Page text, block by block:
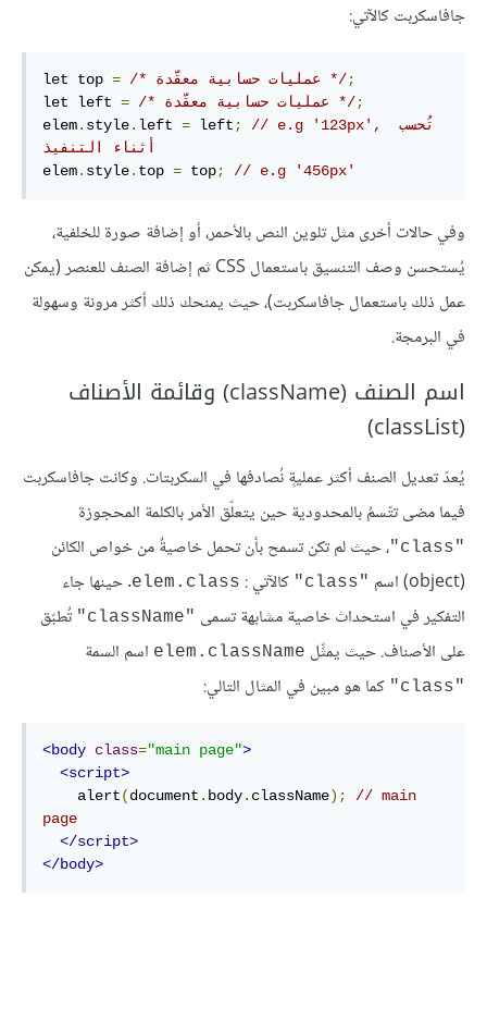
جافاسكربت كالآتي:
let top = /* عمليات حسابية معقّدة */;
let left = /* عمليات حسابية معقّدة */;
elem. style. left = left ;
// e.g '123px', تُحسب
أثناء التنفيذ
elem. style. top = top; // e.g '456px'
وفي حالات أخرى مثل تلوين النص بالأحمر، أو إضافة صورة للخلفية،
يُستحسن وصف التنسيق باستعمال CSS ثم إضافة الصنف للعنصر (يمكن
عمل ذلك باستعمال جافاسكربت)، حيث يمنحك ذلك أكثر مرونة وسهولة
في البرمجة.
اسم الصنف (className) وقائمة الأصناف
(classList)
يُعدّ تعديل الصنف أكثر عمليةٍ نُصادفها في السكربتات. وكانت جافاسكربت
فيما مضى تتّسمُ بالمحدودية حين يتعلّق الأمر بالكلمة المحجوزة
"class"
، حيث لم تكن تسمح بأن تحمل خاصيةٌ من خواص الكائن
(object) اسم
"class" كالآتي : elem.class. حينها جاء
التفكير في استحداث خاصية مشابهة تسمى "className"
تُطبّق
على الأصناف. حيث يمثِّل elem.className اسم السمة
"class" كما هو مبين في المثال التالي:
<body class="main page">
<script>
    alert
(document . body. className);
// main
page
</script>
</body>